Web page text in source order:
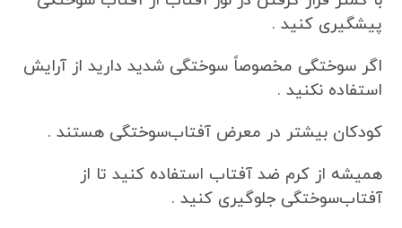
پیشگیری کنید .
اگر سوختگی مخصوصاً سوختگی شدید دارید از آرایش
استفاده نکنید .
کودکان بیشتر در معرض آفتاب‌سوختگی هستند .
همیشه از کرم ضد آفتاب استفاده کنید تا از
آفتاب‌سوختگی جلوگیری کنید .